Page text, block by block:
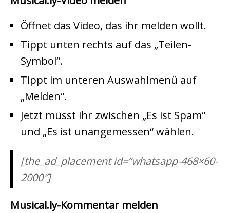
Öffnet das Video, das ihr melden wollt.
Tippt unten rechts auf das „Teilen-
Symbol“.
Tippt im unteren Auswahlmenü auf
„Melden“.
Jetzt müsst ihr zwischen „Es ist Spam“
und „Es ist unangemessen“ wählen.
[the_ad_placement id=“whatsapp-468×60-
2000″]
Musical.ly-Kommentar melden